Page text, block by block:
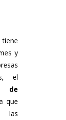
y
el
de
que
las